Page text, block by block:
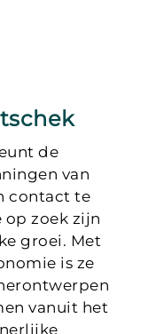
de
van
contact te
op zoek zijn
groei. Met
is ze
vanuit het